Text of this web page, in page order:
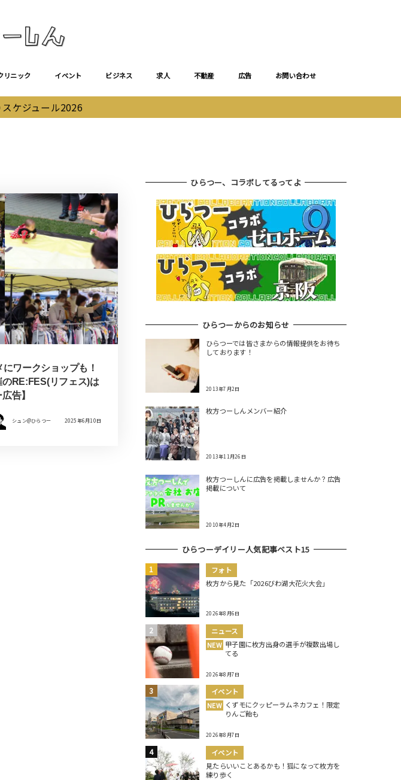
リニック イベント ビジネス 求人 不動産 広告 お問い合わせ
ケジュール2026
ワークショップも！
RE:FES(リフェス)は
告】
シュン@ひらつー 2025年6月10日
ひらつー、コラボしてるってよ
ひらつーからのお知らせ
ひらつーでは皆さまからの情報提供をお待ち
しております！
2013年7月2日
枚方つーしんメンバー紹介
2013年11月26日
枚方つーしんに広告を掲載しませんか？広告
掲載について
2010年4月2日
ひらつーデイリー人気記事ベスト15
フォト
枚方から見た「2026びわ湖大花火大会」
2026年8月6日
ニュース
NEW 甲子園に枚方出身の選手が複数出場し
てる
2026年8月7日
イベント
NEW くずモにクッピーラムネカフェ！限定
りんご飴も
2026年8月7日
イベント
見たらいいことあるかも！狐になって枚方を
練り歩く